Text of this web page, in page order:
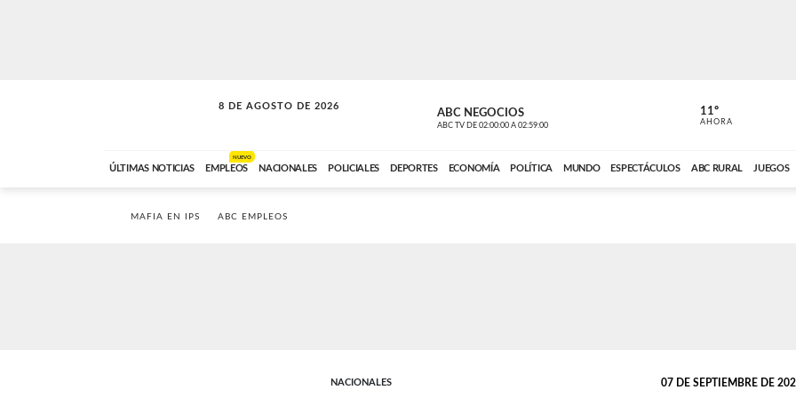
8 DE AGOSTO DE 2026
SOLO MÚSICA ABC NEGOCIOS
ABC TV DE 02:00:00 A 02:59:00 ABC CARDINAL
11º
AHORA
ÚLTIMAS NOTICIAS EMPLEOS
NUEVO
NACIONALES POLICIALES DEPORTES ECONOMÍA POLÍTICA MUNDO ESPECTÁCULOS ABC RURAL JUEGOS
MAFIA EN IPS ABC EMPLEOS
NACIONALES 07 DE SEPTIEMBRE DE